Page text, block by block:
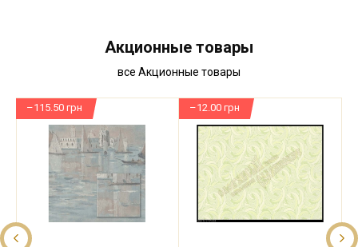
Акционные товары
все Акционные товары
–115.50 грн –12.00 грн